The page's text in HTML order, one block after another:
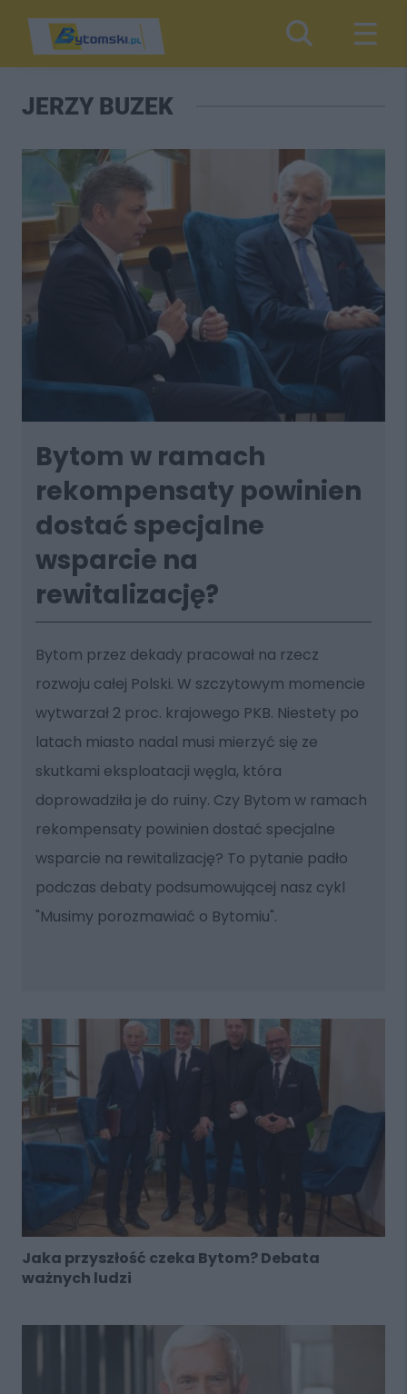
JERZY BUZEK
Bytom w ramach
rekompensaty powinien
dostać specjalne
wsparcie na
rewitalizację?
Bytom przez dekady pracował na rzecz
rozwoju całej Polski. W szczytowym momencie
wytwarzał 2 proc. krajowego PKB. Niestety po
latach miasto nadal musi mierzyć się ze
skutkami eksploatacji węgla, która
doprowadziła je do ruiny. Czy Bytom w ramach
rekompensaty powinien dostać specjalne
wsparcie na rewitalizację? To pytanie padło
podczas debaty podsumowującej nasz cykl
"Musimy porozmawiać o Bytomiu".
Jaka przyszłość czeka Bytom? Debata
ważnych ludzi